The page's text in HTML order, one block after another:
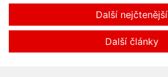
Další nejčtenější
Další články